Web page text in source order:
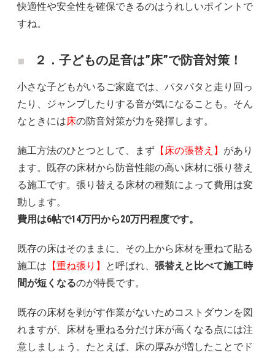
快適性や安全性を確保できるのはうれしいポイントで
すね。
２．子どもの足音は”床”で防音対策！
小さな子どもがいるご家庭では、パタパタと走り回っ
たり、ジャンプしたりする音が気になることも。そん
なときには床の防音対策が力を発揮します。
施工方法のひとつとして、まず 【床の張替え】 があり
ます。既存の床材から防音性能の高い床材に張り替え
る施工です。張り替える床材の種類によって費用は変
動します。
費用は6帖で14万円から20万円程度です。
既存の床はそのままに、その上から床材を重ねて貼る
施工は 【重ね張り】 と呼ばれ、 張替えと比べて施工時
間が短くなるのが特長です。
既存の床材を剥がす作業がないためコストダウンを図
れますが、床材を重ねる分だけ床が高くなる点には注
意しましょう。たとえば、床の厚みが増したことでド